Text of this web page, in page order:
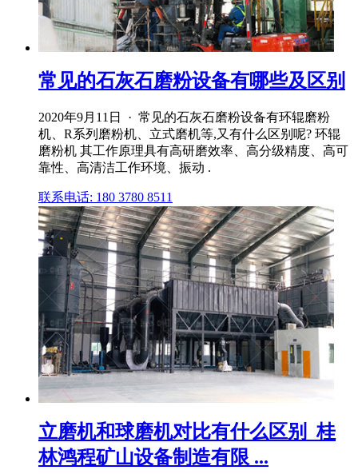
常见的石灰石磨粉设备有哪些及区别
2020年9月11日 · 常见的石灰石磨粉设备有环辊磨粉
机、R系列磨粉机、立式磨机等,又有什么区别呢? 环辊
磨粉机 其工作原理具有高研磨效率、高分级精度、高可
靠性、高清洁工作环境、振动 .
联系电话: 180 3780 8511
立磨机和球磨机对比有什么区别_桂
林鸿程矿山设备制造有限 ...